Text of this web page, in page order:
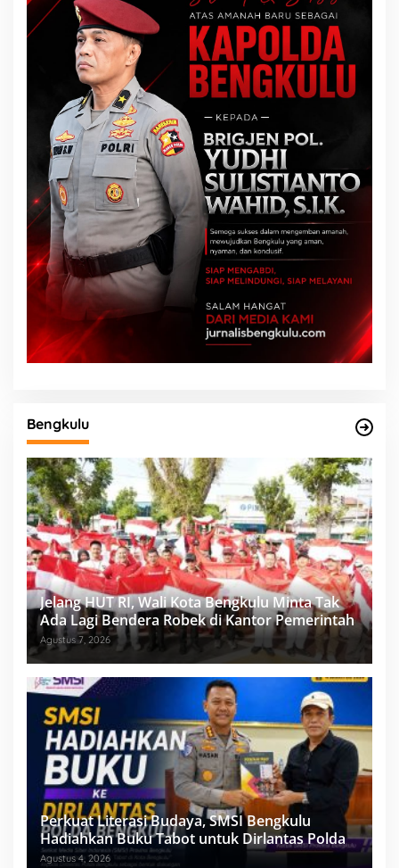
Bengkulu
Jelang HUT RI, Wali Kota Bengkulu Minta Tak
Ada Lagi Bendera Robek di Kantor Pemerintah
Agustus 7, 2026
Perkuat Literasi Budaya, SMSI Bengkulu
Hadiahkan Buku Tabot untuk Dirlantas Polda
Agustus 4, 2026